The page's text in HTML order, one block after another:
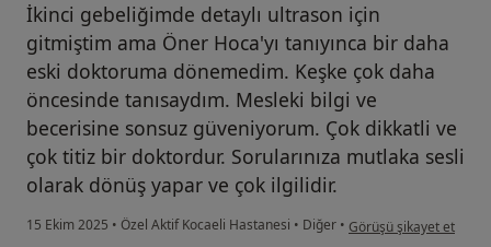
İkinci gebeliğimde detaylı ultrason için
gitmiştim ama Öner Hoca'yı tanıyınca bir daha
eski doktoruma dönemedim. Keşke çok daha
öncesinde tanısaydım. Mesleki bilgi ve
becerisine sonsuz güveniyorum. Çok dikkatli ve
çok titiz bir doktordur. Sorularınıza mutlaka sesli
olarak dönüş yapar ve çok ilgilidir.
15 Ekim 2025 • Özel Aktif Kocaeli Hastanesi • Diğer • kullanıcının görüşüne
Görüşü şikayet et